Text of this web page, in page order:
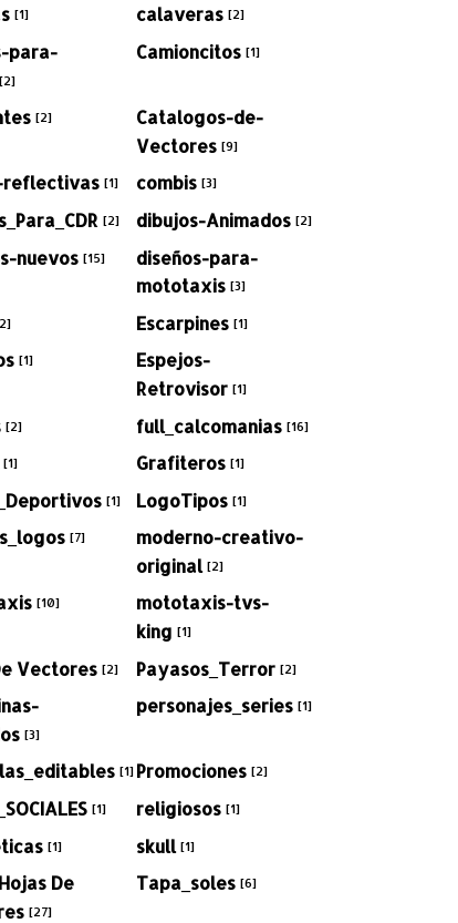
[1] calaveras [2]
para-
[2]
Camioncitos [1]
[2]
Catalogos-de-
Vectores [9]
reflectivas [1] combis [3]
[2] dibujos-Animados [2]
nuevos [15]
diseños-para-
mototaxis [3]
Escarpines [1]
[1]
Espejos-
Retrovisor [1]
[2] full_calcomanias [16]
[1] Grafiteros [1]
[1] LogoTipos [1]
[7]
moderno-creativo-
original [2]
[10]
mototaxis-tvs-
king [1]
Vectores [2] Payasos_Terror [2]
[3]
personajes_series [1]
[1] Promociones [2]
[1] religiosos [1]
[1] skull [1]
De
[27]
Tapa_soles [6]